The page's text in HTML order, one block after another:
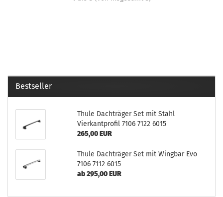
Bestseller
Thule Dachträger Set mit Stahl
Vierkantprofil 7106 7122 6015
265,00 EUR
Thule Dachträger Set mit Wingbar Evo
7106 7112 6015
ab 295,00 EUR